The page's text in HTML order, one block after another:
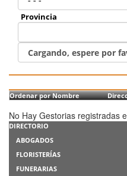
Provincia
Ordenar por Nombre
No Hay Gestorias registradas
DIRECTORIO
ABOGADOS
FLORISTERÍAS
FUNERARIAS